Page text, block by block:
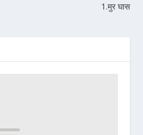
1.मुर घास